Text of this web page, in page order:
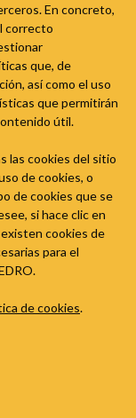
Premium
uso privado
clase iría en
En concreto,
correcto
que, de
así como el uso
que permitirán
útil.
las cookies del sitio
de cookies, o
de cookies que se
si hace clic en
existen cookies de
para el
de cookies.